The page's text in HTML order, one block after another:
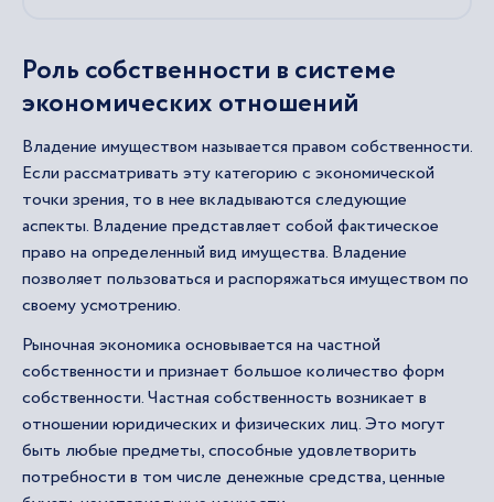
Роль собственности в системе
экономических отношений
Владение имуществом называется правом собственности.
Если рассматривать эту категорию с экономической
точки зрения, то в нее вкладываются следующие
аспекты. Владение представляет собой фактическое
право на определенный вид имущества. Владение
позволяет пользоваться и распоряжаться имуществом по
своему усмотрению.
Рыночная экономика основывается на частной
собственности и признает большое количество форм
собственности. Частная собственность возникает в
отношении юридических и физических лиц. Это могут
быть любые предметы, способные удовлетворить
потребности в том числе денежные средства, ценные